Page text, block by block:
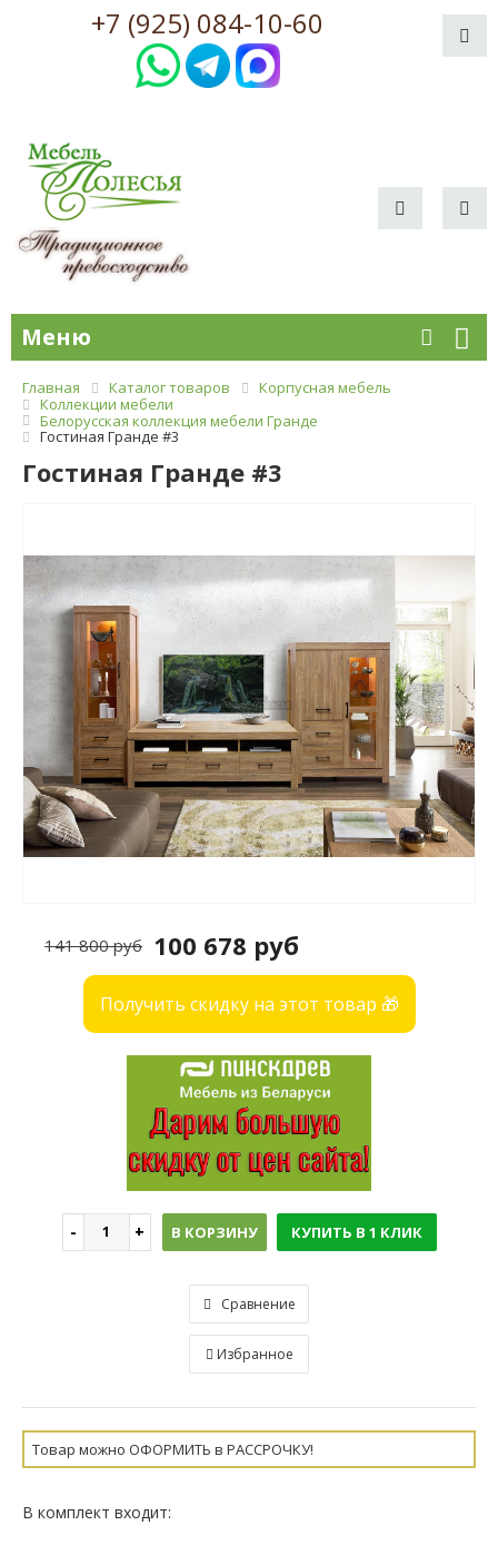
+7 (925) 084-10-60
Меню
Главная Каталог товаров
Корпусная мебель
Коллекции мебели
Белорусская коллекция мебели Гранде
Гостиная Гранде #3
Гостиная Гранде #3
100 678 руб
141 800 руб
Получить скидку на этот товар 🎁
В КОРЗИНУ КУПИТЬ В 1 КЛИК
Сравнение
Избранное
Товар можно ОФОРМИТЬ в РАССРОЧКУ!
В комплект входит: